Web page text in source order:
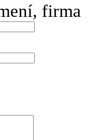
firma